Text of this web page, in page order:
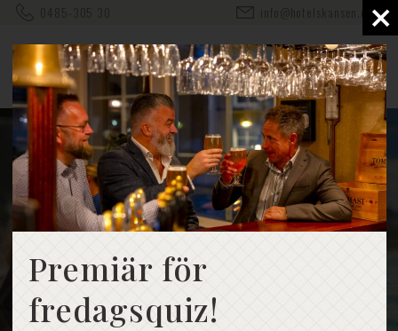
Premiär för
fredagsquiz!
info@hotelskansen.com